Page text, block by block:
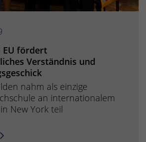
EU fördert
Verständnis und
nahm als einzige
an internationalem
New York teil